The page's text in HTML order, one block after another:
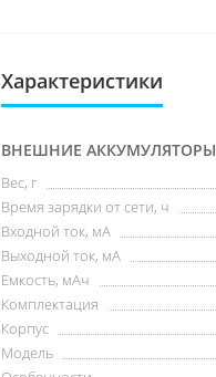
Характеристики
ВНЕШНИЕ АККУМУЛЯТОРЫ
Вес, г
Время зарядки от сети, ч
Входной ток, мА
Выходной ток, мА
Емкость, мАч
Комплектация
Корпус
Модель